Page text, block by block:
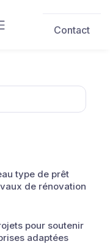
Contact
type de prêt
de rénovation
pour soutenir
adaptées